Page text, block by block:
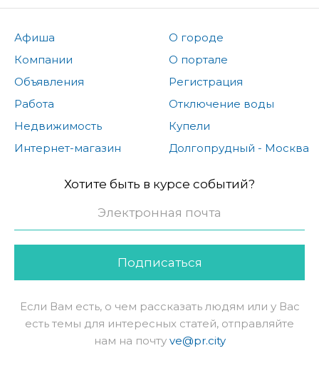
Афиша
Компании
Объявления
Работа
Недвижимость
Интернет-магазин
О городе
О портале
Регистрация
Отключение воды
Купели
Долгопрудный - Москва
Хотите быть в курсе событий?
Подписаться
Если Вам есть, о чем рассказать людям или у Вас
есть темы для интересных статей, отправляйте
нам на почту ve@pr.city